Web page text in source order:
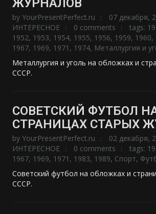
ЖУРНАЛОВ
by YourPresentPerfect.ru 07 декабря,
ИНТЕРЕСНОЕ
0 comments tags:
1952, 1953, 1954, 1955, 1956, 1959, 1960,
1967, 1969, 1971 , 1974, Металлургия и
Металлургия и уголь на обложках и
СССР.
СОВЕТСКИЙ ФУТБОЛ
СТРАНИЦАХ СТАРЫХ
by YourPresentPerfect.ru 02 декабря,
ИНТЕРЕСНОЕ
0 comments tags:
1967, 1969, 1971 , 1983, 1989, Спорт,
Советский футбол на обложках и
СССР.